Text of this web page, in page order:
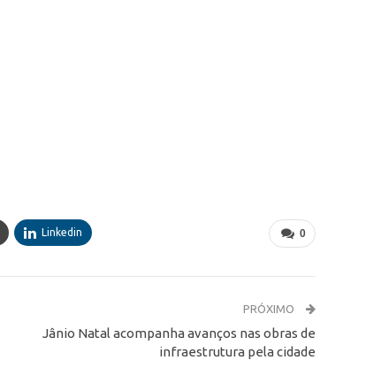
0
Linkedin
PRÓXIMO
Jânio Natal acompanha avanços nas obras de
infraestrutura pela cidade